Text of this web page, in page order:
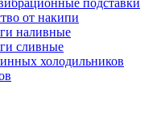
подставки
от накипи
наливные
сливные
холодильников